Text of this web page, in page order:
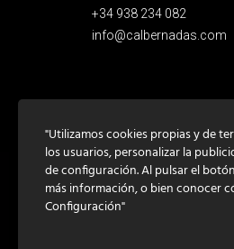
+34 938 234 082
info@calbernadas.com
"Utilizamos cookies propias y de
los usuarios, personalizar la
de configuración. Al pulsar el
más información, o bien conocer
Configuración"